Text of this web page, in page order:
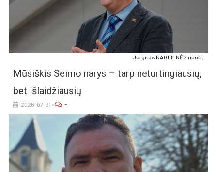
Jur­gi­tos NAG­LIE­NĖS nuo­tr.
Mū­siš­kis Sei­mo na­rys – tarp ne­tur­tin­giau­sių,
bet iš­lai­džiau­sių
2026-07-31 • -